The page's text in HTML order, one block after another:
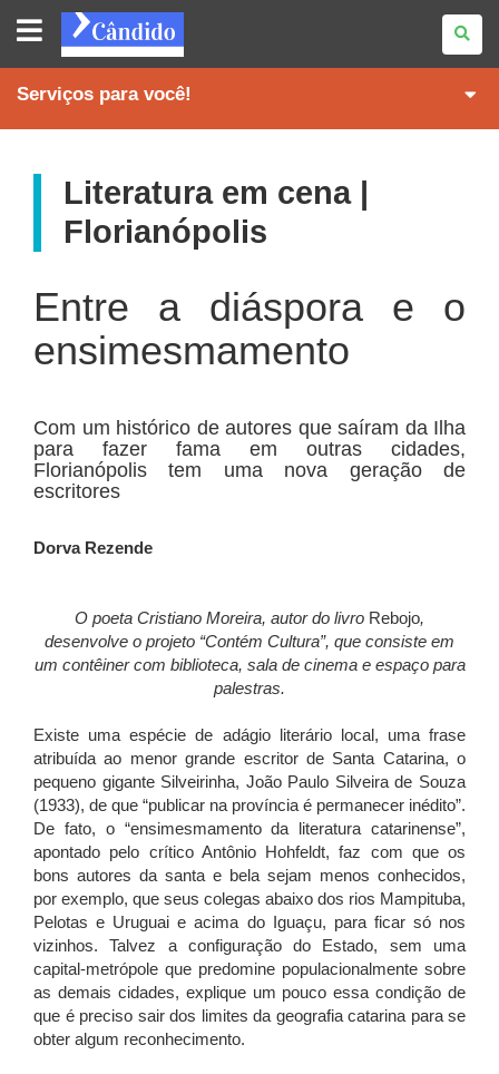
REVISTA
CÂNDIDO
Serviços para você!
Literatura em cena |
Florianópolis
Entre a diáspora e o
ensimesmamento
Com um histórico de autores que saíram da Ilha
para fazer fama em outras cidades,
Florianópolis tem uma nova geração de
escritores
Dorva Rezende
O poeta Cristiano Moreira, autor do livro Rebojo,
desenvolve o projeto “Contém Cultura”, que consiste em
um contêiner com biblioteca, sala de cinema e espaço para
palestras.
Existe uma espécie de adágio literário local, uma frase
atribuída ao menor grande escritor de Santa Catarina, o
pequeno gigante Silveirinha, João Paulo Silveira de Souza
(1933), de que “publicar na província é permanecer inédito”.
De fato, o “ensimesmamento da literatura catarinense”,
apontado pelo crítico Antônio Hohfeldt, faz com que os
bons autores da santa e bela sejam menos conhecidos,
por exemplo, que seus colegas abaixo dos rios Mampituba,
Pelotas e Uruguai e acima do Iguaçu, para ficar só nos
vizinhos. Talvez a configuração do Estado, sem uma
capital-metrópole que predomine populacionalmente sobre
as demais cidades, explique um pouco essa condição de
que é preciso sair dos limites da geografia catarina para se
obter algum reconhecimento.